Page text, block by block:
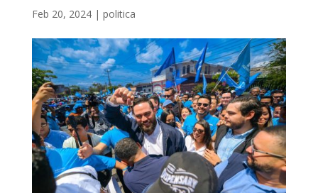
Feb 20, 2024| politica